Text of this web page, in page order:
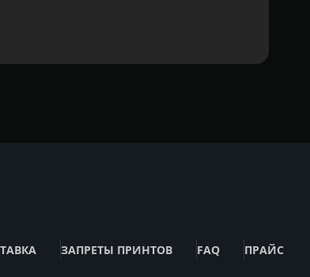
ЗАПРЕТЫ ПРИНТОВ FAQ ПРАЙС